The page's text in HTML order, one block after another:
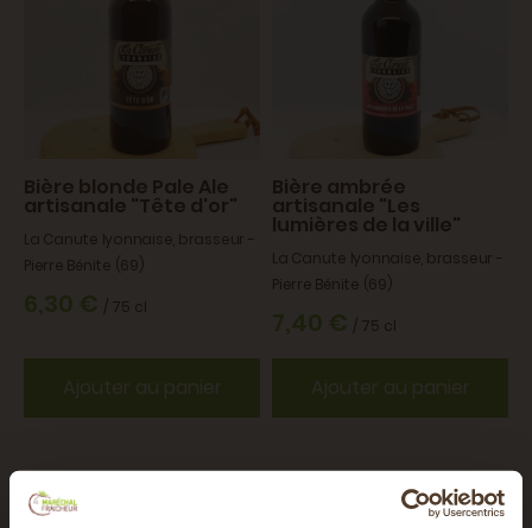
Bière blonde Pale Ale
artisanale "Tête d'or"
La Canute lyonnaise, brasseur -
Pierre Bénite (69)
6,30 € / 75 cl
Ajouter au panier
Bière ambrée
artisanale "Les
lumières de la ville"
La Canute lyonnaise, brasseur -
Pierre Bénite (69)
7,40 € / 75 cl
Ajouter au panier
BIO